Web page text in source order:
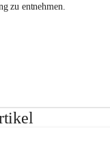
zu entnehmen.